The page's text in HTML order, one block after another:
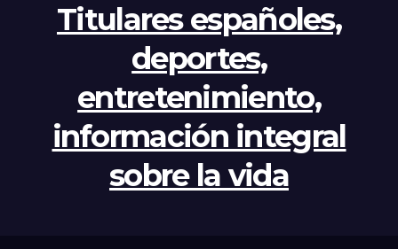
Titulares españoles,
deportes,
entretenimiento,
información integral
sobre la vida